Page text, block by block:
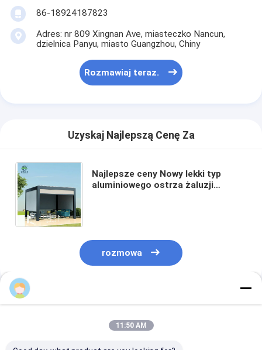
Zmotoryzowana aluminiowa pergola
Pergola z tkaniny wyciągalnej
Wysuwana markiza
Rolety Zip Track
Zmodernizowana pergola z aluminium
akcesoria do markiz
86-18924187823
Adres: nr 809 Xingnan Ave, miasteczko Nancun,
dzielnica Panyu, miasto Guangzhou, Chiny
Rozmawiaj teraz.
Uzyskaj Najlepszą Cenę Za
Najlepsze ceny Nowy lekki typ
aluminiowego ostrza żaluzji
rozmowa
Polecane Produkty
11:50 AM